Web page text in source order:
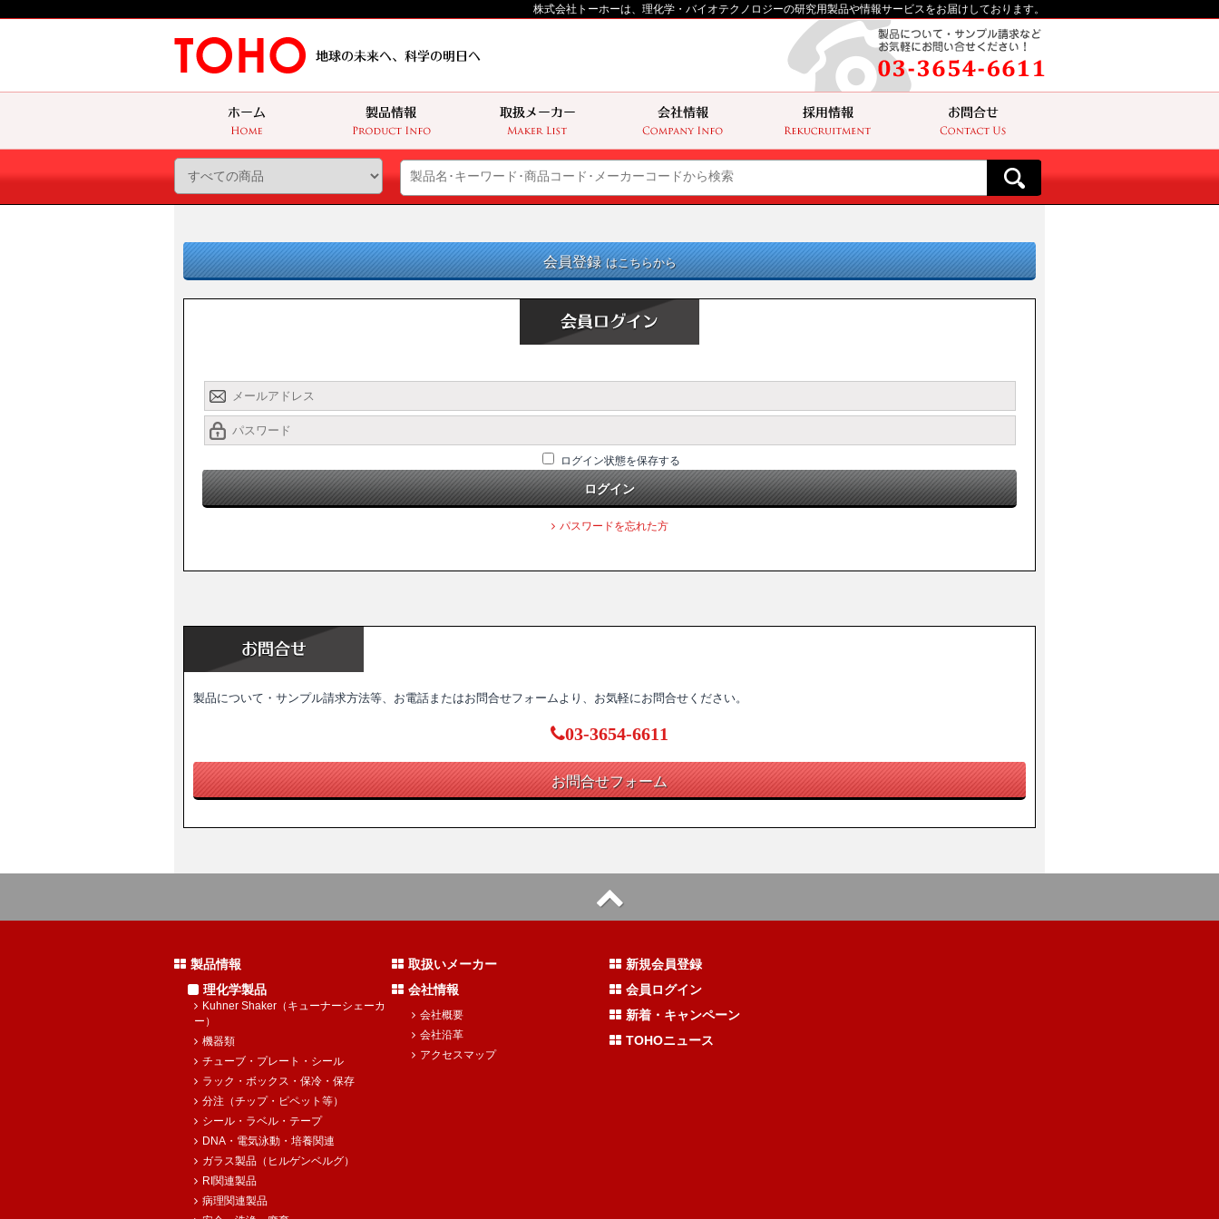
株式会社トーホーは、理化学・バイオテクノロジーの研究用製品や情報サービスをお届けしております。
会員登録 はこちらから
ログイン状態を保存する
ログイン
パスワードを忘れた方
製品について・サンプル請求方法等、お電話またはお問合せフォームより、お気軽にお問合せください。
03-3654-6611
お問合せフォーム
製品情報
理化学製品
Kuhner Shaker（キューナーシェーカ
ー）
機器類
チューブ・プレート・シール
ラック・ボックス・保冷・保存
分注（チップ・ピペット等）
シール・ラベル・テープ
DNA・電気泳動・培養関連
ガラス製品（ヒルゲンベルグ）
RI関連製品
病理関連製品
取扱いメーカー
会社情報
会社概要
会社沿革
アクセスマップ
新規会員登録
会員ログイン
新着・キャンペーン
TOHOニュース